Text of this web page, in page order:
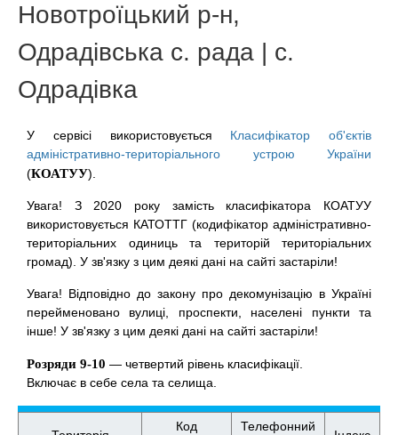
Новотроїцький р-н,
Одрадівська с. рада | с.
Одрадівка
У сервісі використовується Класифікатор об'єктів
адміністративно-територіального устрою України
(КОАТУУ).
Увага! З 2020 року замість класифікатора КОАТУУ
використовується КАТОТТГ (кодифікатор адміністративно-
територіальних одиниць та територій територіальних
громад). У зв'язку з цим деякі дані на сайті застаріли!
Увага! Відповідно до закону про декомунізацію в Україні
перейменовано вулиці, проспекти, населені пункти та
інше! У зв'язку з цим деякі дані на сайті застаріли!
Розряди 9-10 — четвертий рівень класифікації.
Включає в себе села та селища.
Код Телефонний